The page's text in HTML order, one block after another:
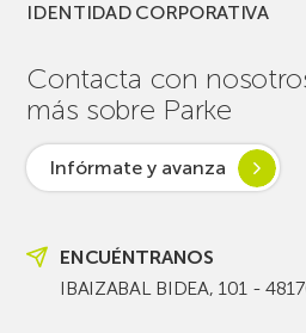
IDENTIDAD CORPORATIVA
Contacta con
más sobre Parke
Infórmate y avanza
ENCUÉNTRANOS
IBAIZABAL BIDEA, 101 -